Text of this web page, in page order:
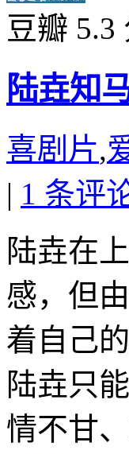
豆瓣 5.3
陆垚知
喜剧片,
| 1 条评
陆垚在
感，但
着自己
陆垚只
情不甘